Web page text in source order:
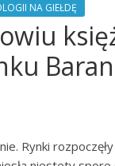
NA GIEŁDĘ
Rynki